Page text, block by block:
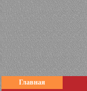
Главная